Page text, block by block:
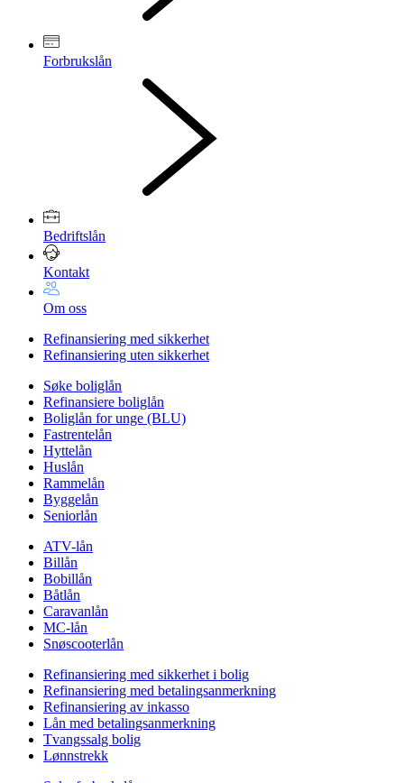
Forbrukslån
Bedriftslån
Kontakt
Om oss
Refinansiering med sikkerhet
Refinansiering uten sikkerhet
Søke boliglån
Refinansiere boliglån
Boliglån for unge (BLU)
Fastrentelån
Hyttelån
Huslån
Rammelån
Byggelån
Seniorlån
ATV-lån
Billån
Bobillån
Båtlån
Caravanlån
MC-lån
Snøscooterlån
Refinansiering med sikkerhet i bolig
Refinansiering med betalingsanmerkning
Refinansiering av inkasso
Lån med betalingsanmerkning
Tvangssalg bolig
Lønnstrekk